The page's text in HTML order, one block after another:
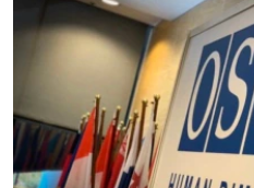
VİDEO
BLOGLAR
FİKİR